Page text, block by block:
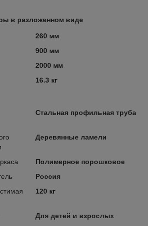
в разложенном виде
260 мм
900 мм
2000 мм
16.3 кг
Стальная профильная труба
Деревянные ламели
Полимерное порошковое
Россия
120 кг
Для детей и взрослых